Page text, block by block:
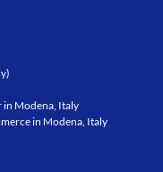
in Modena, Italy
in Modena, Italy